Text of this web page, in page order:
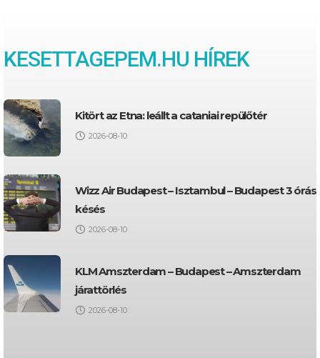
KESETTAGEPEM.HU HÍREK
Kitört az Etna: leállt a cataniai repülőtér
2026-08-10
Wizz Air Budapest – Isztambul – Budapest 3 órás
késés
2026-08-10
KLM Amszterdam – Budapest – Amszterdam
járattörlés
2026-08-10